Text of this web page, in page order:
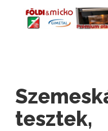
tesztek,